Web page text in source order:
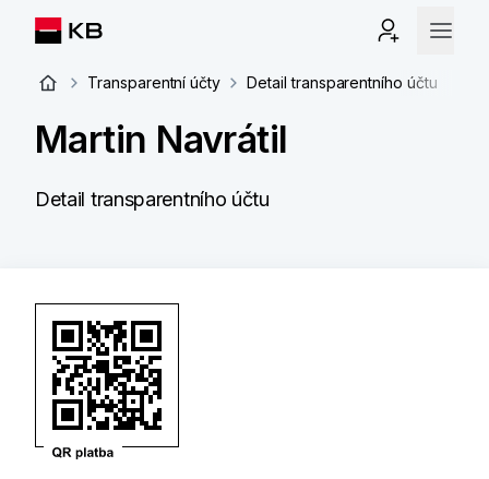
Transparentní účty Detail transparentního účtu
Martin Navrátil
Detail transparentního účtu